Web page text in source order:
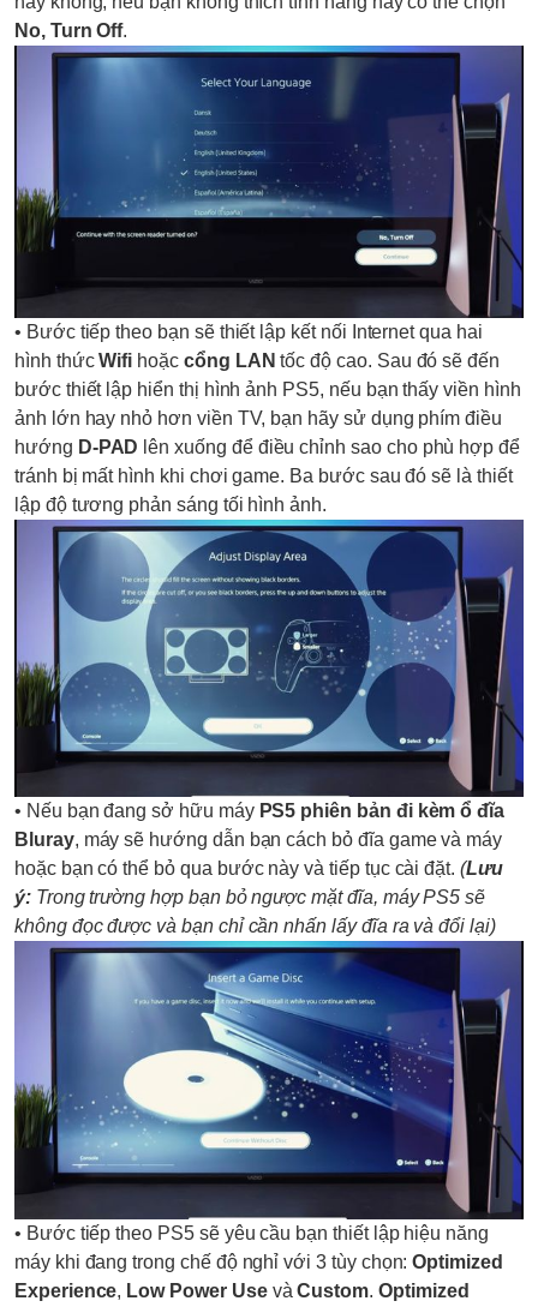
No, Turn Off.
• Bước tiếp theo bạn sẽ thiết lập kết nối Internet qua hai
hình thứcWifi hoặc cổng LANtốc độ cao. Sau đó sẽ đến
bước thiết lập hiển thị hình ảnh PS5, nếu bạn thấy viền hình
ảnh lớn hay nhỏ hơn viền TV, bạn hãy sử dụng phím điều
hướng D-PAD lên xuống để điều chỉnh sao cho phù hợp để
tránh bị mất hình khi chơi game. Ba bước sau đó sẽ là thiết
lập độ tương phản sáng tối hình ảnh.
• Nếu bạn đang sở hữu máy PS5 phiên bản đi kèm ổ đĩa
Bluray, máy sẽ hướng dẫn bạn cách bỏ đĩa game và máy
hoặc bạn có thể bỏ qua bước này và tiếp tục cài đặt.(Lưu
ý:Trong trường hợp bạn bỏ ngược mặt đĩa, máy PS5 sẽ
không đọc được và bạn chỉ cần nhấn lấy đĩa ra và đổi lại)
• Bước tiếp theo PS5 sẽ yêu cầu bạn thiết lập hiệu năng
máy khi đang trong chế độ nghỉ với 3 tùy chọn:Optimized
Experience, Low Power UsevàCustom. Optimized